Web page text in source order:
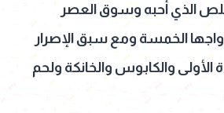
اللص الذي أحبه وسوق العصر
الخمسة ومع سبق الإصرار
الأولى والكابوس والخانكة ولحم